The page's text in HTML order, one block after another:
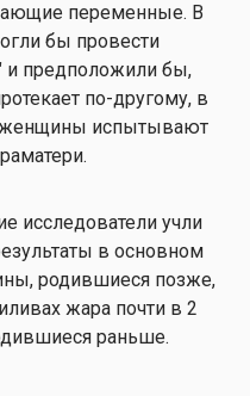
переменные. В
бы провести
и предположили бы,
по-другому, в
испытывают
исследователи учли
в основном
родившиеся позже,
жара почти в 2
раньше.